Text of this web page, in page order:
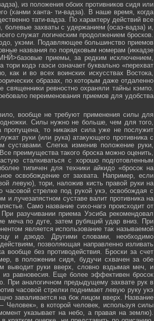
из положения обоих противников сидя или
(ханми ханта- ти-вадза). В наше время, когда
тати-вадза. По характеру действий все
болевые захваты с удержанием (осаэ-вадза) и,
служат логическим продолжением бросков.
укэми. Подавляющее большинство приемов
названия по порядковым номерам (иккадзе
приемы, за редким исключением,
кодэ гаэси означает буквально «перехват
как и во всех воинских искусствах Востока,
образах, по которым даже отдаленно
священники ревностно охраняли тайны кэмпо.
переименования приемов для удобства
вообще не требуют применения силы для
Силы нужно не больше, чем для того,
то никакая сила уже не послужит
руки (или рука) атакующего противника с
Слегка изменив положение руки,
преимущества такого броска можно оценить,
сталкиваться с хорошо подготовленным
типичен для техники айкидо «бросок на
освобождение от захвата. Например, если
левую), тори, наложив кисть правой руки на
часовой стрелке под рукой укэ, освобождая с
и лучезапястном суставе валит противника на
Само название сихо-нагэ происходит от
разучивании приема Уэсиба рекомендовал
меча по дуге, затем рубящий удар вниз. При
является использование так называемой
и дзюдо. Другими словами, необходимо
позволяющая направленно изливать
вообще без противодействия. Броски за счет
в положении сидя, будучи схвачен за обе
выводит руки вверх, словно вздымая меч, и
равновесия. Еще более эффективен бросок
При аналогичном предыдущему захвате рук в
часовой стрелки поднимает левую руку укэ
заваливается на бок лицом вверх. Название
в которой человек, используя силы
указывает на небо, а правая на землю).